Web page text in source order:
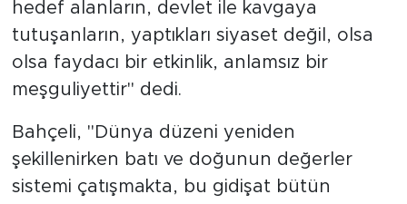
hedef alanların, devlet ile kavgaya
tutuşanların, yaptıkları siyaset değil, olsa
olsa faydacı bir etkinlik, anlamsız bir
meşguliyettir" dedi.
Bahçeli, "Dünya düzeni yeniden
şekillenirken batı ve doğunun değerler
sistemi çatışmakta, bu gidişat bütün